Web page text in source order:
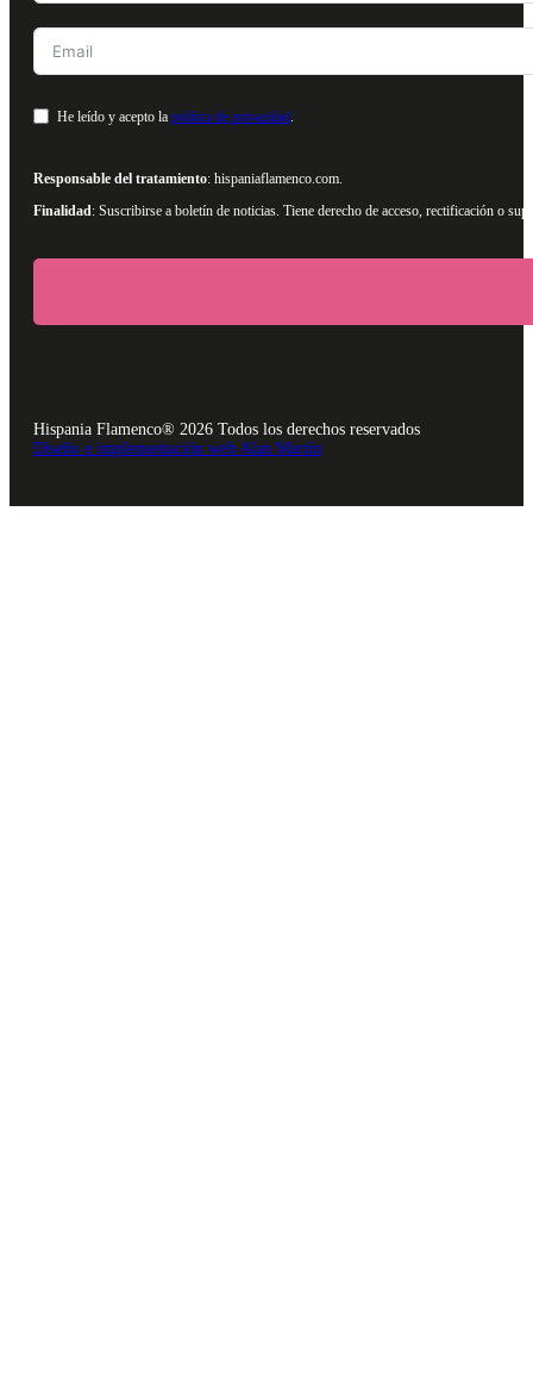
He leído y acepto la política de privacidad.
Responsable del tratamiento: hispaniaflamenco.com.
Finalidad: Suscribirse a boletín de noticias. Tiene derecho de acceso, rectificación o
Hispania Flamenco® 2026 Todos los derechos reservados
Diseño e implementación web Alan Martín